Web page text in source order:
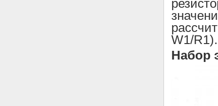
W1/R1).
Набор